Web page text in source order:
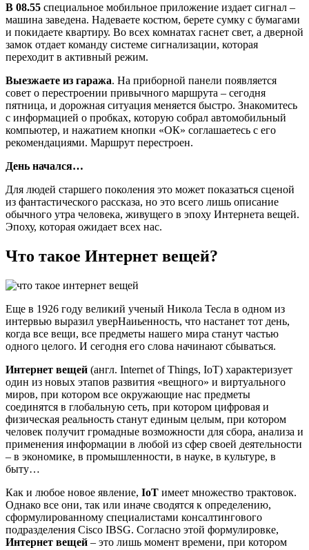
В 08.55 специальное мобильное приложение издает сигнал –
машина заведена. Надеваете костюм, берете сумку с бумагами
и покидаете квартиру. Во всех комнатах гаснет свет, а дверной
замок отдает команду системе сигнализации, которая
переходит в активный режим.
Выезжаете из гаража. На приборной панели появляется
совет о перестроении привычного маршрута – сегодня
пятница, и дорожная ситуация меняется быстро. Знакомитесь
с информацией о пробках, которую собрал автомобильный
компьютер, и нажатием кнопки «ОК» соглашаетесь с его
рекомендациями. Маршрут перестроен.
День начался…
Для людей старшего поколения это может показаться сценой
из фантастического рассказа, но это всего лишь описание
обычного утра человека, живущего в эпоху Интернета вещей.
Эпоху, которая ожидает всех нас.
Что такое Интернет вещей?
Еще в 1926 году великий ученый Никола Тесла в одном из
интервью выразил уверНаиьенность, что настанет тот день,
когда все вещи, все предметы нашего мира станут частью
одного целого. И сегодня его слова начинают сбываться.
Интернет вещей (англ. Internet of Things, IoT) характеризует
один из новых этапов развития «вещного» и виртуального
миров, при котором все окружающие нас предметы
соединятся в глобальную сеть, при котором цифровая и
физическая реальность станут единым целым, при котором
человек получит громадные возможности для сбора, анализа и
применения информации в любой из сфер своей деятельности
– в экономике, в промышленности, в науке, в культуре, в
быту…
Как и любое новое явление, IoT имеет множество трактовок.
Однако все они, так или иначе сводятся к определению,
сформулированному специалистами консалтингового
подразделения Cisco IBSG. Согласно этой формулировке,
Интернет вещей – это лишь момент времени, при котором